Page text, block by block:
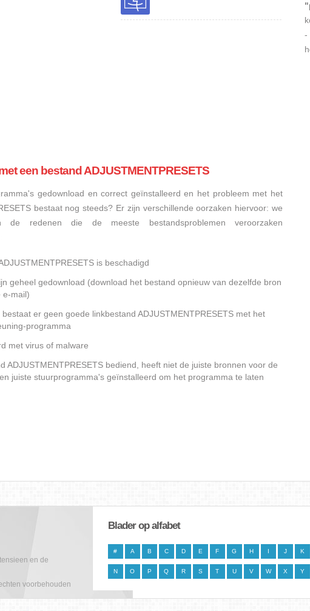
een bestand ADJUSTMENTPRESETS
gedownload en correct geïnstalleerd en het probleem met het
bestaat nog steeds? Er zijn verschillende oorzaken hiervoor: we
de redenen die de meeste bestandsproblemen veroorzaken
is beschadigd
geheel gedownload (download het bestand opnieuw van dezelfde bron
e-mail)
er geen goede linkbestand ADJUSTMENTPRESETS met het
programma
met virus of malware
ADJUSTMENTPRESETS bediend, heeft niet de juiste bronnen voor de
juiste stuurprogramma's geïnstalleerd om het programma te laten
-
en de
voorbehouden
Blader op alfabet
# A B C D E F G H I J K
N O P Q R S T U V W X Y